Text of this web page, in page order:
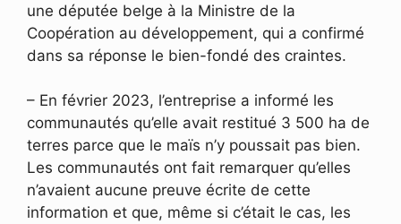
une députée belge à la Ministre de la
Coopération au développement, qui a confirmé
dans sa réponse le bien-fondé des craintes.
– En février 2023, l’entreprise a informé les
communautés qu’elle avait restitué 3 500 ha de
terres parce que le maïs n’y poussait pas bien.
Les communautés ont fait remarquer qu’elles
n’avaient aucune preuve écrite de cette
information et que, même si c’était le cas, les